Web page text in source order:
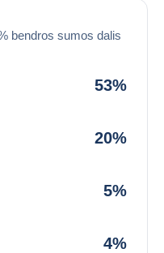
bendros sumos dalis
53%
20%
5%
4%